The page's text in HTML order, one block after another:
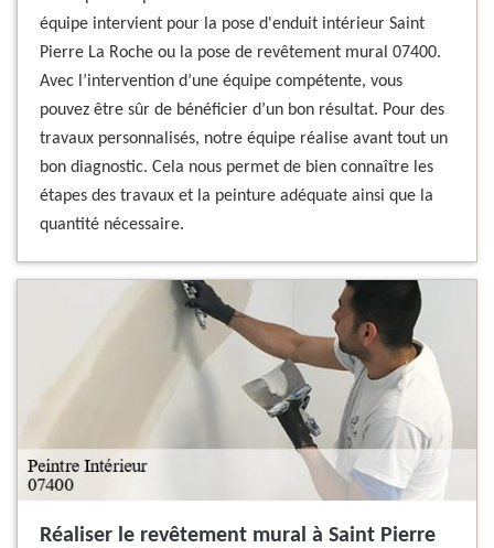
équipe intervient pour la pose d'enduit intérieur Saint
Pierre La Roche ou la pose de revêtement mural 07400.
Avec l’intervention d’une équipe compétente, vous
pouvez être sûr de bénéficier d’un bon résultat. Pour des
travaux personnalisés, notre équipe réalise avant tout un
bon diagnostic. Cela nous permet de bien connaître les
étapes des travaux et la peinture adéquate ainsi que la
quantité nécessaire.
Réaliser le revêtement mural à Saint Pierre